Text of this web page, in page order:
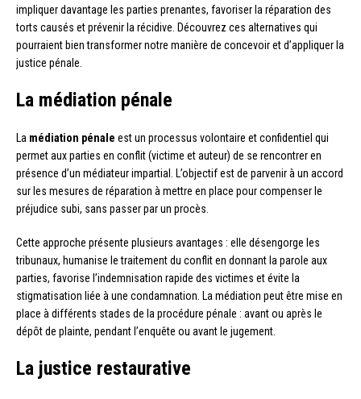
impliquer davantage les parties prenantes, favoriser la réparation des
torts causés et prévenir la récidive. Découvrez ces alternatives qui
pourraient bien transformer notre manière de concevoir et d’appliquer la
justice pénale.
La médiation pénale
La médiation pénale est un processus volontaire et confidentiel qui
permet aux parties en conflit (victime et auteur) de se rencontrer en
présence d’un médiateur impartial. L’objectif est de parvenir à un accord
sur les mesures de réparation à mettre en place pour compenser le
préjudice subi, sans passer par un procès.
Cette approche présente plusieurs avantages : elle désengorge les
tribunaux, humanise le traitement du conflit en donnant la parole aux
parties, favorise l’indemnisation rapide des victimes et évite la
stigmatisation liée à une condamnation. La médiation peut être mise en
place à différents stades de la procédure pénale : avant ou après le
dépôt de plainte, pendant l’enquête ou avant le jugement.
La justice restaurative